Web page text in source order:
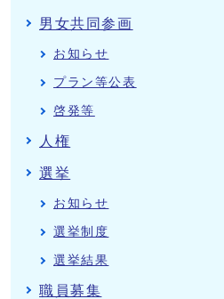
男女共同参画
お知らせ
プラン等公表
啓発等
人権
選挙
お知らせ
選挙制度
選挙結果
職員募集